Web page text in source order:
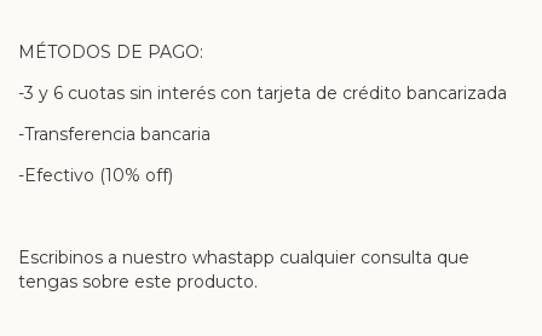
MÉTODOS DE PAGO:
-3 y 6 cuotas sin interés con tarjeta de crédito bancarizada
-Transferencia bancaria
-Efectivo (10% off)
Escribinos a nuestro whastapp cualquier consulta que
tengas sobre este producto.